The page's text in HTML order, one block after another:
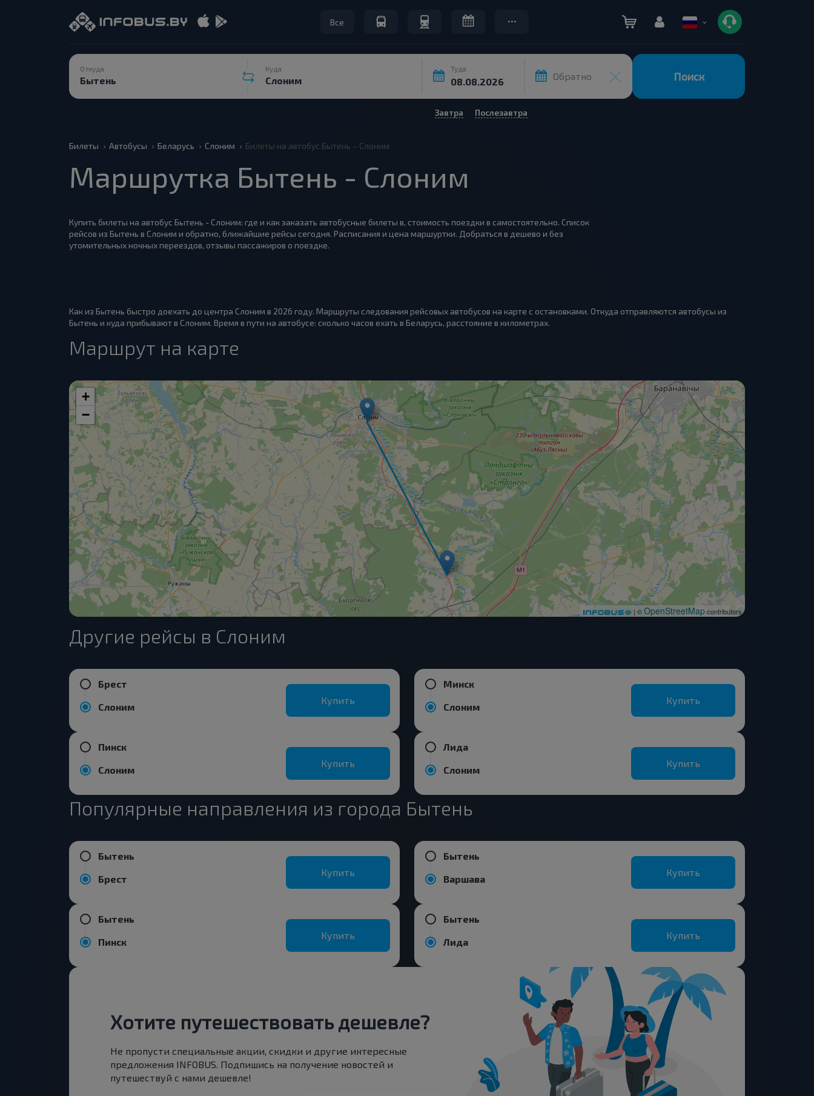
Все
Откуда Куда Туда
Обратно Поиск
Завтра Послезавтра
Билеты Автобусы Беларусь Слоним Билеты на автобус Бытень – Слоним
Маршрутка Бытень - Слоним
Купить билеты на автобус Бытень - Слоним: где и как заказать автобусные билеты в, стоимость поездки в самостоятельно. Список
рейсов из Бытень в Слоним и обратно, ближайшие рейсы сегодня. Расписания и цена маршуртки. Добраться в дешево и без
утомительных ночных переездов, отзывы пассажиров о поездке.
Как из Бытень быстро доехать до центра Слоним в 2026 году. Маршруты следования рейсовых автобусов на карте с остановками. Откуда отправляются автобусы из
Бытень и куда прибывают в Слоним. Время в пути на автобусе: сколько часов ехать в Беларусь, расстояние в километрах.
Маршрут на карте
+
−
| ©OpenStreetMapcontributors
Другие рейсы в Слоним
Брест
Слоним
Купить
Пинск
Слоним
Купить
Минск
Слоним
Купить
Лида
Слоним
Купить
Популярные направления из города Бытень
Бытень
Брест
Купить
Бытень
Пинск
Купить
Бытень
Варшава
Купить
Бытень
Лида
Купить
Хотите путешествовать дешевле?
Не пропусти специальные акции, скидки и другие интересные
предложения INFOBUS. Подпишись на получение новостей и
путешествуй с нами дешевле!